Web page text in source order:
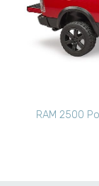
RAM 2500